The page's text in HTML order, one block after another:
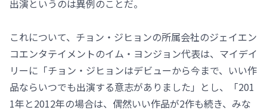
出演というのは異例のことだ。
これについて、チョン・ジヒョンの所属会社のジェイエン
コエンタテイメントのイム・ヨンジョン代表は、マイデイ
リーに「チョン・ジヒョンはデビューから今まで、いい作
品ならいつでも出演する意志がありました」とし、「201
1年と2012年の場合は、偶然いい作品が2作も続き、みな